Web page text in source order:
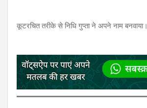
कूटरचित तरीके से निधि गुप्ता ने अपने नाम बनवाया।